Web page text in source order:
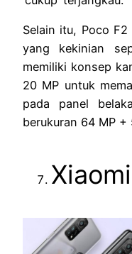
Selain itu, Poco
yang kekinian
memiliki konsep
20 MP untuk
pada panel
berukuran 64 MP +